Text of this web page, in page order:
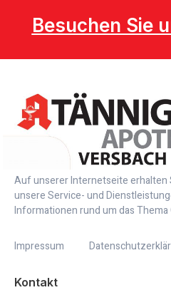
Besuchen Sie
Auf unserer Internetseite erhalten
unsere Service- und
Informationen rund um das Thema
Impressum
Kontakt